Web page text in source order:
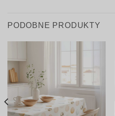
PODOBNE PRODUKTY